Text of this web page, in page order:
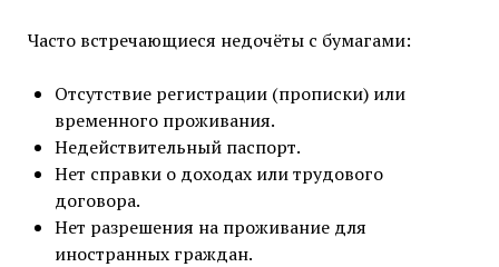
Часто встречающиеся недочёты с бумагами:
Отсутствие регистрации (прописки) или
временного проживания.
Недействительный паспорт.
Нет справки о доходах или трудового
договора.
Нет разрешения на проживание для
иностранных граждан.